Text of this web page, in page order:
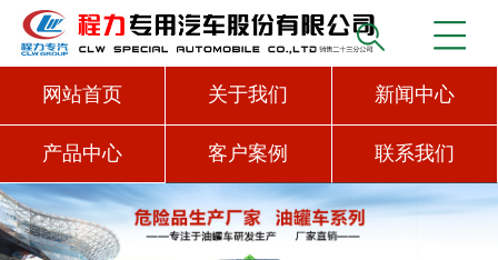
网站首页 关于我们 新闻中心
产品中心 客户案例 联系我们